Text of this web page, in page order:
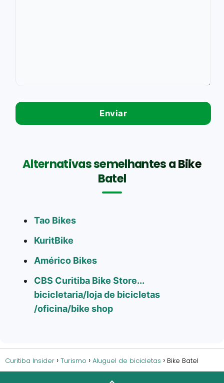
Alternativas semelhantes a Bike
Batel
Tao Bikes
KuritBike
Américo Bikes
CBS Curitiba Bike Store...
bicicletaria/loja de bicicletas
/oficina/bike shop
Curitiba Insider Turismo Aluguel de bicicletas Bike Batel